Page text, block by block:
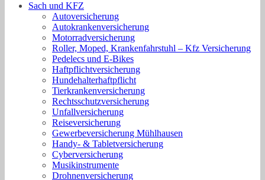
Sach und KFZ
Autoversicherung
Autokrankenversicherung
Motorradversicherung
Roller, Moped, Krankenfahrstuhl – Kfz Versicherung
Pedelecs und E-Bikes
Haftpflichtversicherung
Hundehalterhaftpflicht
Tierkrankenversicherung
Rechtsschutzversicherung
Unfallversicherung
Reiseversicherung
Gewerbeversicherung Mühlhausen
Handy- & Tabletversicherung
Cyberversicherung
Musikinstrumente
Drohnenversicherung